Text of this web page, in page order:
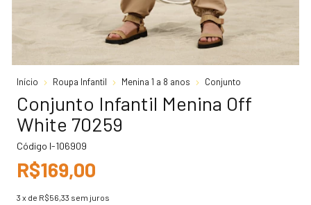
Início Roupa Infantil Menina 1 a 8 anos Conjunto
Conjunto Infantil Menina Off
White 70259
Código I-106909
R$169,00
3 x de R$56,33 sem juros